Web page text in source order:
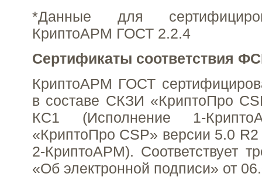
*Данные для
КриптоАРМ ГОСТ 2.2.4
Сертификаты соответствия
КриптоАРМ ГОСТ
в составе СКЗИ «КриптоПро
КС1 (Исполнение 1-
«КриптоПро CSP» версии 5.0
2-КриптоАРМ). Соответствует
«Об электронной подписи» от